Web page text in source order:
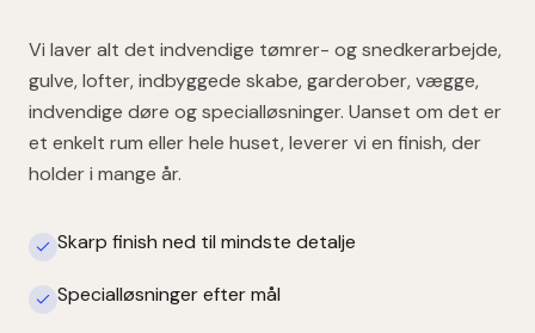
Vi laver alt det indvendige tømrer- og snedkerarbejde,
gulve, lofter, indbyggede skabe, garderober, vægge,
indvendige døre og specialløsninger. Uanset om det er
et enkelt rum eller hele huset, leverer vi en finish, der
holder i mange år.
Skarp finish ned til mindste detalje
Specialløsninger efter mål